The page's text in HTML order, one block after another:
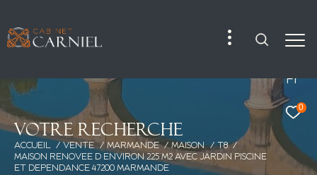
Fr
0
Votre recherche
ACCUEIL VENTE MARMANDE MAISON
T8
MAISON RENOVEE D ENVIRON 225 M2 AVEC JARDIN PISCINE
ET DEPENDANCE 47200 MARMANDE